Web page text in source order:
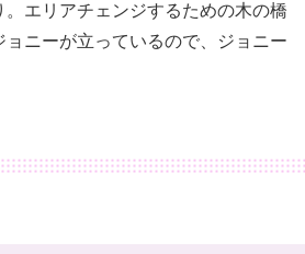
エリアチェンジするための木の橋
ニーが立っているので、ジョニー